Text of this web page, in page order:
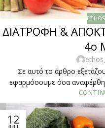
ΔΙΑΤΡΟΦΗ &
4ο
Σε αυτό το άρθρο
εφαρμόσουμε όσα
12